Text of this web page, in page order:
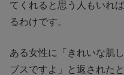
てくれると思う人もいれ
るわけです。
ある女性に「きれいな肌
ブスですよ」と返された